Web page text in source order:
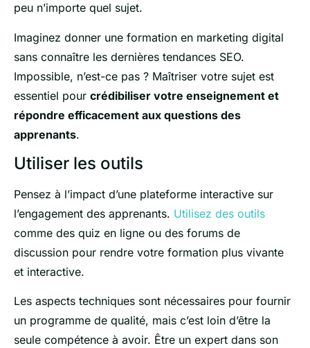
peu n’importe quel sujet.
Imaginez donner une formation en marketing digital
sans connaître les dernières tendances SEO.
Impossible, n’est-ce pas ? Maîtriser votre sujet est
essentiel pour crédibiliser votre enseignement et
répondre efficacement aux questions des
apprenants.
Utiliser les outils
Pensez à l’impact d’une plateforme interactive sur
l’engagement des apprenants. Utilisez des outils
comme des quiz en ligne ou des forums de
discussion pour rendre votre formation plus vivante
et interactive.
Les aspects techniques sont nécessaires pour fournir
un programme de qualité, mais c’est loin d’être la
seule compétence à avoir. Être un expert dans son